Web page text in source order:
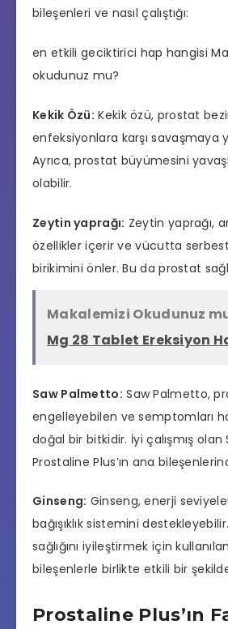
bileşenleri ve nasıl çalıştığı:
en etkili geciktirici hap hangisi
okudunuz mu?
Kekik Özü: Kekik özü, prostat
enfeksiyonlara karşı savaşmaya
Ayrıca, prostat büyümesini
olabilir.
Zeytin yaprağı: Zeytin yaprağı,
özellikler içerir ve vücutta
birikimini önler. Bu da prostat
Makalemizi Okudunuz
Mg 28 Tablet Ereksiyon
Saw Palmetto: Saw Palmetto,
engelleyebilen ve semptomları
doğal bir bitkidir. İyi çalışmış
Prostaline Plus’ın ana
Ginseng: Ginseng, enerji
bağışıklık sistemini
sağlığını iyileştirmek için
bileşenlerle birlikte etkili bir
Prostaline Plus’ın